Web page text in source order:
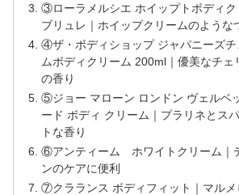
③ローラメルシエ ホイップトボディク
ブリュレ｜ホイップクリームのような
④ザ・ボディショップ ジャパニーズチ
ムボディクリーム 200ml｜優美なチェ
の香り
⑤ジョー マローン ロンドン ヴェルベ
ード ボディ クリーム｜プラリネとス
トな香り
⑥アンティーム ホワイトクリーム｜
ンのケアに便利
⑦クラランス ボディフィット｜マルメ